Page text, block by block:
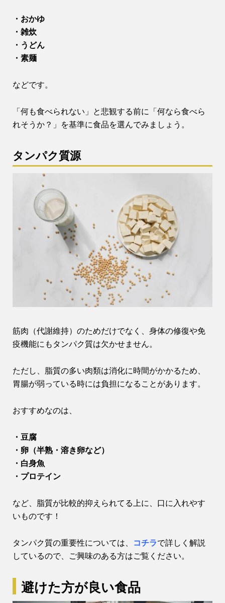
・おかゆ
・雑炊
・うどん
・素麺
などです。
「何も食べられない」と悲観する前に「何なら食べら
れそうか？」を基準に食品を選んでみましょう。
タンパク質源
筋肉（代謝維持）のためだけでなく、身体の修復や免
疫機能にもタンパク質は欠かせません。
ただし、脂質の多い肉類は消化に時間がかかるため、
胃腸が弱っている時には負担になることがあります。
おすすめなのは、
・豆腐
・卵（半熟・溶き卵など）
・白身魚
・プロテイン
など、脂質が比較的抑えられてる上に、口に入れやす
いものです！
タンパク質の重要性については、 コチラで詳しく解説
しているので、ご興味のある方はご覧ください。
避けた方が良い食品